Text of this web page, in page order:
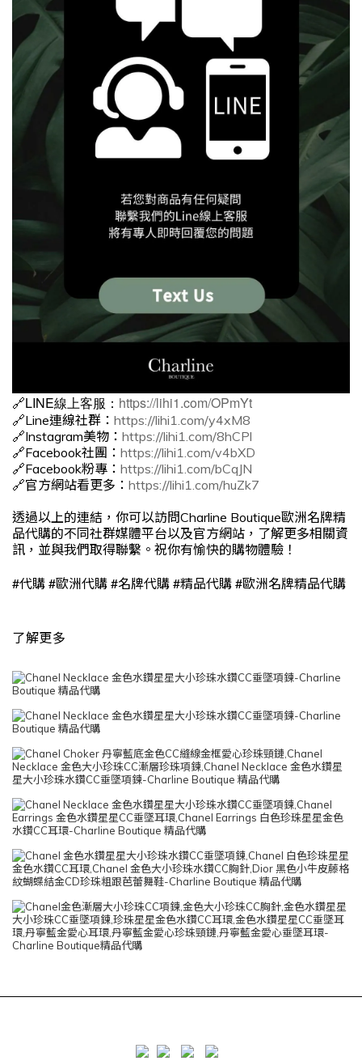
🔗LINE線上客服： https://lihi1.com/OPmYt
🔗Line連線社群： https://lihi1.com/y4xM8
🔗Instagram美物： https://lihi1.com/8hCPl
🔗Facebook社團： https://lihi1.com/v4bXD
🔗Facebook粉專： https://lihi1.com/bCqJN
🔗官方網站看更多： https://lihi1.com/huZk7
透過以上的連結，你可以訪問Charline Boutique歐洲名牌精
品代購的不同社群媒體平台以及官方網站，了解更多相關資
訊，並與我們取得聯繫。祝你有愉快的購物體驗！
#代購 #歐洲代購 #名牌代購 #精品代購 #歐洲名牌精品代購
了解更多